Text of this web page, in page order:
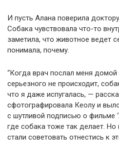
И пусть Алана поверила
Собака чувствовала что-то
заметила, что животное ведет
понимала, почему.
“Когда врач послал меня домой
серьезного не происходит,
что я даже испугалась, —
сфотографировала Кеолу и
с шутливой подписью о фильме
где собака тоже так делает.
стали советовать отнестись к